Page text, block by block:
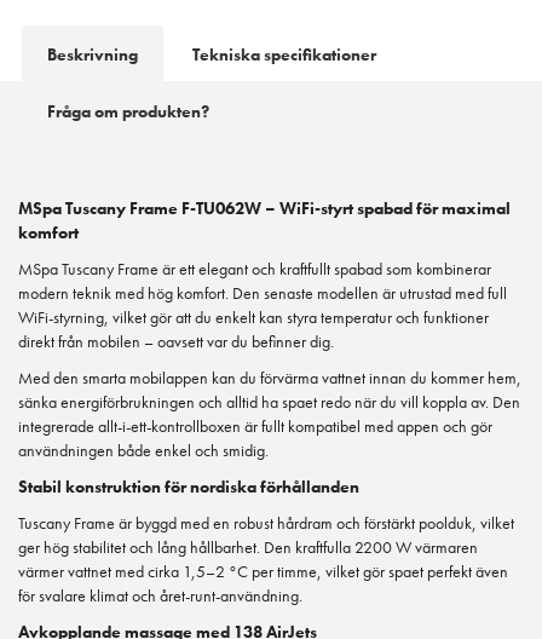
Beskrivning Tekniska specifikationer
Fråga om produkten?
MSpa Tuscany Frame F-TU062W – WiFi-styrt spabad för maximal
komfort
MSpa Tuscany Frame är ett elegant och kraftfullt spabad som kombinerar
modern teknik med hög komfort. Den senaste modellen är utrustad med full
WiFi-styrning, vilket gör att du enkelt kan styra temperatur och funktioner
direkt från mobilen – oavsett var du befinner dig.
Med den smarta mobilappen kan du förvärma vattnet innan du kommer hem,
sänka energiförbrukningen och alltid ha spaet redo när du vill koppla av. Den
integrerade allt-i-ett-kontrollboxen är fullt kompatibel med appen och gör
användningen både enkel och smidig.
Stabil konstruktion för nordiska förhållanden
Tuscany Frame är byggd med en robust hårdram och förstärkt poolduk, vilket
ger hög stabilitet och lång hållbarhet. Den kraftfulla 2200 W värmaren
värmer vattnet med cirka 1,5–2 °C per timme, vilket gör spaet perfekt även
för svalare klimat och året-runt-användning.
Avkopplande massage med 138 AirJets